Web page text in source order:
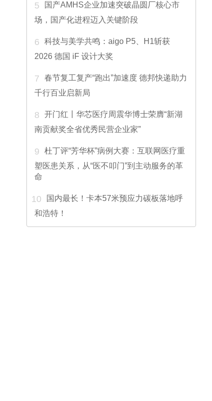
5
国产AMHS企业加速突破晶圆厂核心市
场，国产化进程迈入关键阶段
6
科技与美学共鸣：aigo P5、H1斩获
2026 德国 iF 设计大奖
7
春节复工复产“跑出”加速度 德邦快递助力
千行百业启新局
8
开门红丨华芯医疗周震华博士荣膺“新湖
南贡献奖全省优秀民营企业家”
9
杜丁评“芳华杯”病例大赛：互联网医疗重
塑医患关系，从“医不叩门”到主动服务的革
命
10
国内最长！卡本57米预应力碳板落地呼
和浩特！